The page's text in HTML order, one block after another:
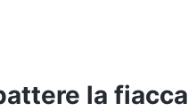
la fiacca